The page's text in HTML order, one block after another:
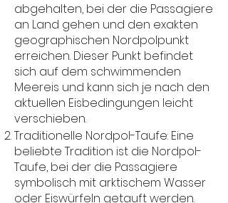
abgehalten, bei der die Passagiere
an Land gehen und den exakten
geographischen Nordpolpunkt
erreichen. Dieser Punkt befindet
sich auf dem schwimmenden
Meereis und kann sich je nach den
aktuellen Eisbedingungen leicht
verschieben.
Traditionelle Nordpol-Taufe: Eine
beliebte Tradition ist die Nordpol-
Taufe, bei der die Passagiere
symbolisch mit arktischem Wasser
oder Eiswürfeln getauft werden.